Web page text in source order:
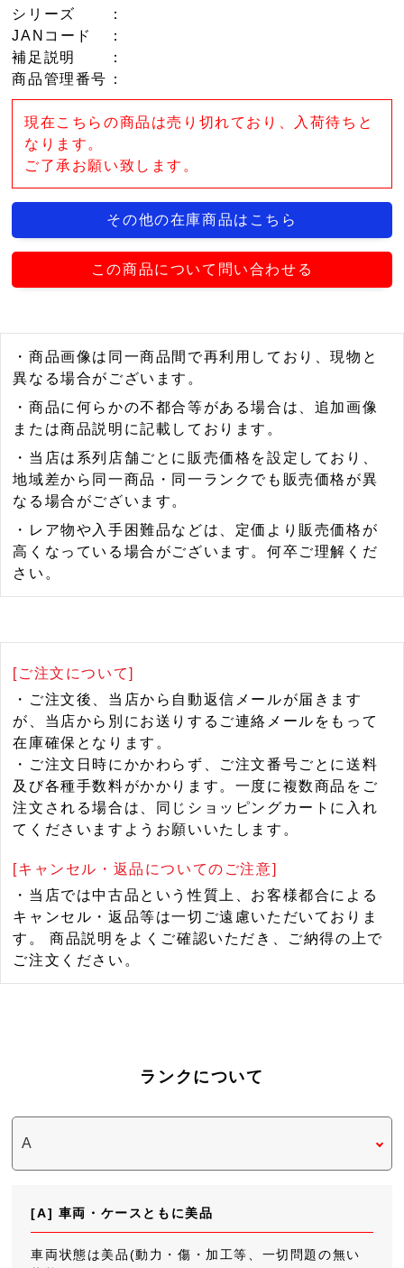
シリーズ
：
JANコード
：
補足説明
：
商品管理番号 ：
現在こちらの商品は売り切れており、入荷待ちと
なります。
ご了承お願い致します。
その他の在庫商品はこちら
この商品について問い合わせる
・商品画像は同一商品間で再利用しており、現物と
異なる場合がございます。
・商品に何らかの不都合等がある場合は、追加画像
または商品説明に記載しております。
・当店は系列店舗ごとに販売価格を設定しており、
地域差から同一商品・同一ランクでも販売価格が異
なる場合がございます。
・レア物や入手困難品などは、定価より販売価格が
高くなっている場合がございます。何卒ご理解くだ
さい。
[ご注文について]
・ご注文後、当店から自動返信メールが届きます
が、当店から別にお送りするご連絡メールをもって
在庫確保となります。
・ご注文日時にかかわらず、ご注文番号ごとに送料
及び各種手数料がかかります。一度に複数商品をご
注文される場合は、同じショッピングカートに入れ
てくださいますようお願いいたします。
[キャンセル・返品についてのご注意]
・当店では中古品という性質上、お客様都合による
キャンセル・返品等は一切ご遠慮いただいておりま
す。 商品説明をよくご確認いただき、ご納得の上で
ご注文ください。
ランクについて
[A] 車両・ケースともに美品
車両状態は美品(動力・傷・加工等、一切問題の無い